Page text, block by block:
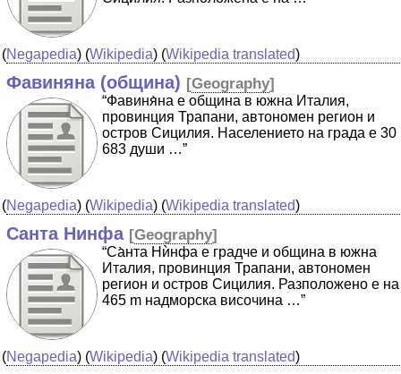
(Negapedia) (Wikipedia) (Wikipedia translated)
Фавиняна (община) [Geography]
“Фавиня̀на е община в южна Италия,
провинция Трапани, автономен регион и
остров Сицилия. Населението на града е 30
683 души …”
(Negapedia) (Wikipedia) (Wikipedia translated)
Санта Нинфа [Geography]
“Са̀нта Нѝнфа е градче и община в южна
Италия, провинция Трапани, автономен
регион и остров Сицилия. Разположено е на
465 m надморска височина …”
(Negapedia) (Wikipedia) (Wikipedia translated)